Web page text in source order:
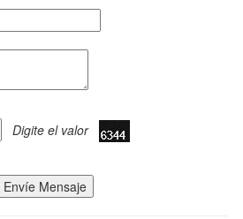
Digite el valor
Envíe Mensaje